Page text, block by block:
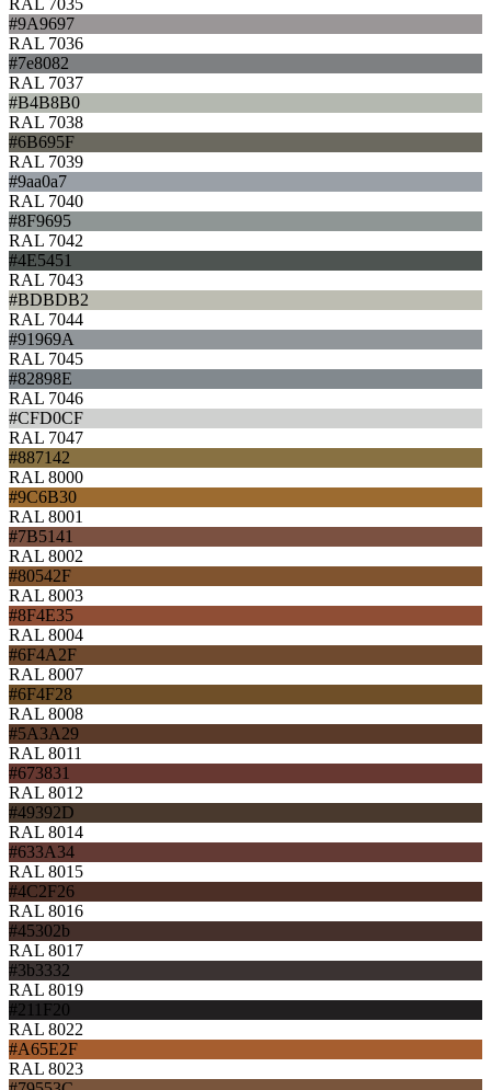
#9A9697
RAL 7036
#7e8082
RAL 7037
#B4B8B0
RAL 7038
#6B695F
RAL 7039
#9aa0a7
RAL 7040
#8F9695
RAL 7042
#4E5451
RAL 7043
#BDBDB2
RAL 7044
#91969A
RAL 7045
#82898E
RAL 7046
#CFD0CF
RAL 7047
#887142
RAL 8000
#9C6B30
RAL 8001
#7B5141
RAL 8002
#80542F
RAL 8003
#8F4E35
RAL 8004
#6F4A2F
RAL 8007
#6F4F28
RAL 8008
#5A3A29
RAL 8011
#673831
RAL 8012
#49392D
RAL 8014
#633A34
RAL 8015
#4C2F26
RAL 8016
#45302b
RAL 8017
#3b3332
RAL 8019
#211F20
RAL 8022
#A65E2F
RAL 8023